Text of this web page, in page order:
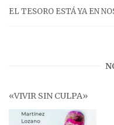
EL TESORO ESTÁ YA EN
«VIVIR SIN CULPA»